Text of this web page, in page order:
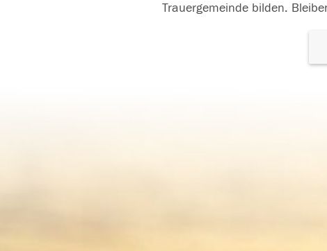
Trauergemeinde bilden.